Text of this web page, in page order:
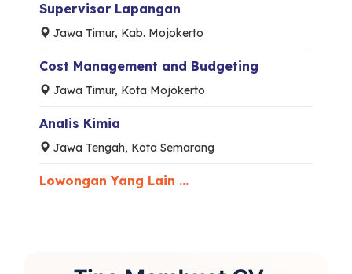
Supervisor Lapangan
Jawa Timur, Kab. Mojokerto
Cost Management and Budgeting
Jawa Timur, Kota Mojokerto
Analis Kimia
Jawa Tengah, Kota Semarang
Lowongan Yang Lain ...